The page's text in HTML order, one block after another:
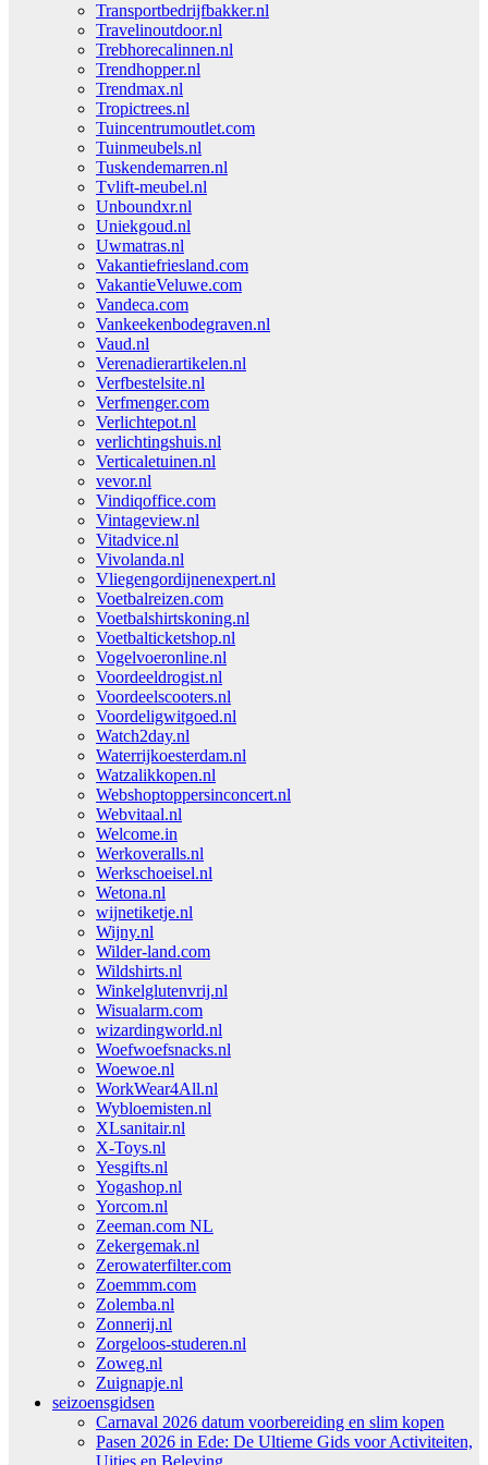
Transportbedrijfbakker.nl
Travelinoutdoor.nl
Trebhorecalinnen.nl
Trendhopper.nl
Trendmax.nl
Tropictrees.nl
Tuincentrumoutlet.com
Tuinmeubels.nl
Tuskendemarren.nl
Tvlift-meubel.nl
Unboundxr.nl
Uniekgoud.nl
Uwmatras.nl
Vakantiefriesland.com
VakantieVeluwe.com
Vandeca.com
Vankeekenbodegraven.nl
Vaud.nl
Verenadierartikelen.nl
Verfbestelsite.nl
Verfmenger.com
Verlichtepot.nl
verlichtingshuis.nl
Verticaletuinen.nl
vevor.nl
Vindiqoffice.com
Vintageview.nl
Vitadvice.nl
Vivolanda.nl
Vliegengordijnenexpert.nl
Voetbalreizen.com
Voetbalshirtskoning.nl
Voetbalticketshop.nl
Vogelvoeronline.nl
Voordeeldrogist.nl
Voordeelscooters.nl
Voordeligwitgoed.nl
Watch2day.nl
Waterrijkoesterdam.nl
Watzalikkopen.nl
Webshoptoppersinconcert.nl
Webvitaal.nl
Welcome.in
Werkoveralls.nl
Werkschoeisel.nl
Wetona.nl
wijnetiketje.nl
Wijny.nl
Wilder-land.com
Wildshirts.nl
Winkelglutenvrij.nl
Wisualarm.com
wizardingworld.nl
Woefwoefsnacks.nl
Woewoe.nl
WorkWear4All.nl
Wybloemisten.nl
XLsanitair.nl
X-Toys.nl
Yesgifts.nl
Yogashop.nl
Yorcom.nl
Zeeman.com NL
Zekergemak.nl
Zerowaterfilter.com
Zoemmm.com
Zolemba.nl
Zonnerij.nl
Zorgeloos-studeren.nl
Zoweg.nl
Zuignapje.nl
seizoensgidsen
Carnaval 2026 datum voorbereiding en slim kopen
Pasen 2026 in Ede: De Ultieme Gids voor Activiteiten,
Uitjes en Beleving